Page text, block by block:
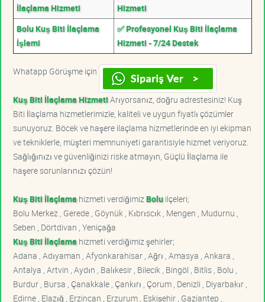
İlaçlama Hizmeti
Hizmeti
Bolu Kuş Biti İlaçlama
İşlemi
✅ Profesyonel Kuş Biti İlaçlama
Hizmeti - 7/24 Destek
Whatapp Görüşme için
Kuş Biti İlaçlama HizmetiArıyorsanız, doğru adrestesiniz! Kuş
Biti İlaçlama hizmetlerimizle, kaliteli ve uygun fiyatlı çözümler
sunuyoruz. Böcek ve haşere ilaçlama hizmetlerinde en iyi ekipman
ve tekniklerle, müşteri memnuniyeti garantisiyle hizmet veriyoruz.
Sağlığınızı ve güvenliğinizi riske atmayın, Güçlü İlaçlama ile
haşere sorunlarınızı çözün!
Kuş Biti İlaçlama hizmeti verdiğimiz Boluilçeleri;
Bolu Merkez , Gerede , Göynük , Kıbrıscık , Mengen , Mudurnu ,
Seben , Dörtdivan , Yeniçağa
Kuş Biti İlaçlama hizmeti verdiğimiz şehirler;
Adana , Adıyaman , Afyonkarahisar , Ağrı , Amasya , Ankara ,
Antalya , Artvin , Aydın , Balıkesir , Bilecik , Bingöl , Bitlis , Bolu ,
Burdur , Bursa , Çanakkale , Çankırı , Çorum , Denizli , Diyarbakır ,
Edirne , Elazığ , Erzincan , Erzurum , Eskişehir , Gaziantep ,